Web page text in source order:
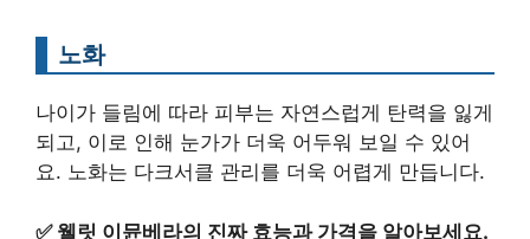
노화
나이가 들림에 따라 피부는 자연스럽게 탄력을 잃게
되고, 이로 인해 눈가가 더욱 어두워 보일 수 있어
요. 노화는 다크서클 관리를 더욱 어렵게 만듭니다.
✅ 웰릿 이뮨베라의 진짜 효능과 가격을 알아보세요.